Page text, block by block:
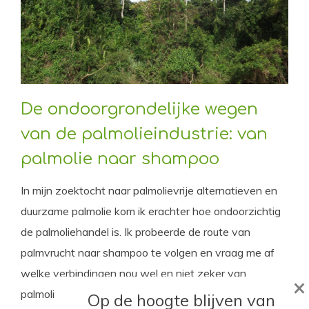
De ondoorgrondelijke wegen
van de palmolieindustrie: van
palmolie naar shampoo
In mijn zoektocht naar palmolievrije alternatieven en
duurzame palmolie kom ik erachter hoe ondoorzichtig
de palmoliehandel is. Ik probeerde de route van
palmvrucht naar shampoo te volgen en vraag me af
welke verbindingen nou wel en niet zeker van
palmolie gemaakt zijn.Op de hoogte blijven van
×